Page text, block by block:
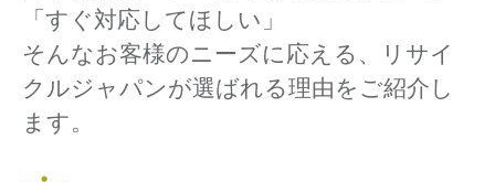
「すぐ対応してほしい」
そんなお客様のニーズに応える、リサイ
クルジャパンが選ばれる理由をご紹介し
ます。